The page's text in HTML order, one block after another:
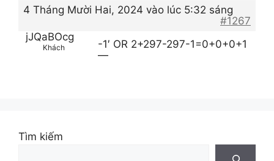
4 Tháng Mười Hai, 2024 vào lúc 5:32 sáng
#1267
jJQaBOcg
Khách
-1′ OR 2+297-297-1=0+0+0+1
—
Tìm kiếm